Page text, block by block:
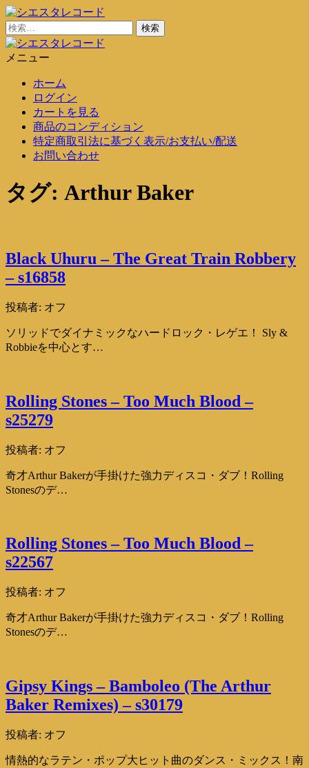
コ
ン
テ
ン
シエスタレコード
中古レコード通販
検
索:
メニュー
ホーム
ログイン
カートを見る
商品のコンディション
特定商取引法に基づく表示/お支払い/配送
お問い合わせ
タグ: Arthur Baker
Black Uhuru – The Great Train Robbery
– s16858
投稿者: オフ
ソリッドでダイナミックなハードロック・レゲエ！ Sly &
Robbieを中心とす…
Rolling Stones – Too Much Blood –
s25279
投稿者: オフ
奇才Arthur Bakerが手掛けた強力ディスコ・ダブ！Rolling
Stonesのデ…
Rolling Stones – Too Much Blood –
s22567
投稿者: オフ
奇才Arthur Bakerが手掛けた強力ディスコ・ダブ！Rolling
Stonesのデ…
Gipsy Kings – Bamboleo (The Arthur
Baker Remixes) – s30179
投稿者: オフ
情熱的なラテン・ポップ大ヒット曲のダンス・ミックス！南